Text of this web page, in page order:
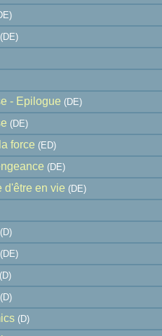
(DE)
- Epilogue (DE)
(DE)
force (ED)
(DE)
d'être en vie (DE)
(D)
(DE)
(D)
(D)
(D)